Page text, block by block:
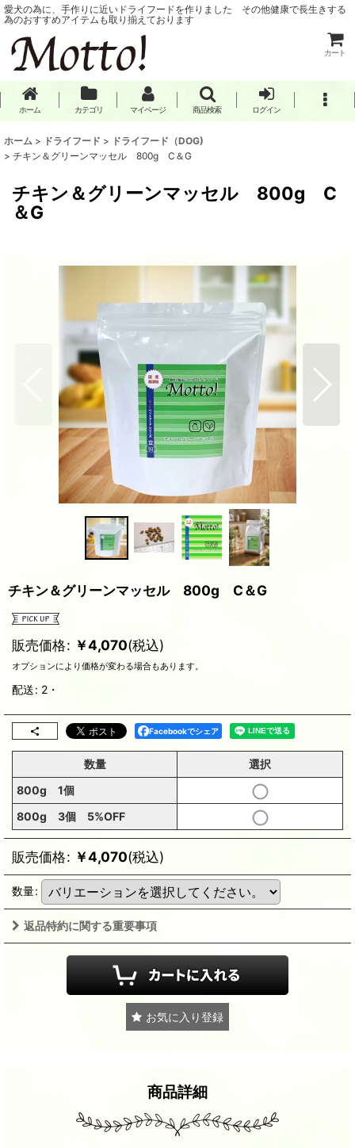
愛犬の為に、手作りに近いドライフードを作りました その他健康で長生きする
為のおすすめアイテムも取り揃えております
カート
ホーム カテゴリ マイページ 商品検索 ログイン
ホーム > ドライフード > ドライフード（DOG)
> チキン＆グリーンマッセル 800g C＆G
チキン＆グリーンマッセル 800g C
＆G
チキン＆グリーンマッセル 800g C＆G
販売価格: ￥4,070(税込)
オプションにより価格が変わる場合もあります。
配送: 2・
Facebookでシェア
数量
選択
800g 1個
800g 3個 5%OFF
販売価格: ￥4,070(税込)
数量:
返品特約に関する重要事項
お気に入り登録
商品詳細